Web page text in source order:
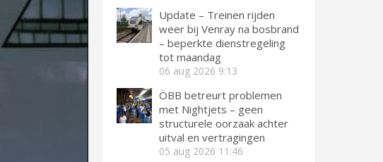
Update – Treinen rijden
weer bij Venray na bosbrand
– beperkte dienstregeling
tot maandag
06 aug 2026 9:13
ÖBB betreurt problemen
met Nightjets – geen
structurele oorzaak achter
uitval en vertragingen
05 aug 2026 11:46